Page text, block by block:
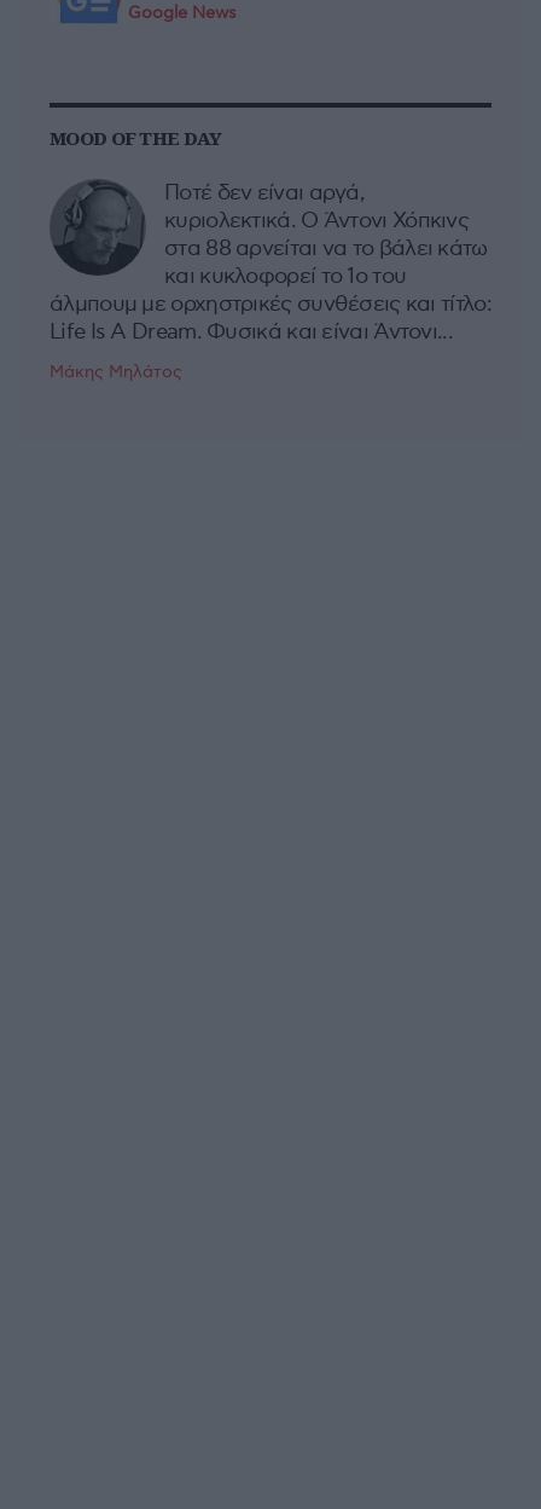
Google News
MOOD OF THE DAY
Ποτέ δεν είναι αργά,
κυριολεκτικά. Ο Άντονι Χόπκινς
στα 88 αρνείται να το βάλει κάτω
και κυκλοφορεί το 1ο του
άλμπουμ με ορχηστρικές συνθέσεις και τίτλο:
Life Is A Dream. Φυσικά και είναι Άντονι...
Μάκης Μηλάτος